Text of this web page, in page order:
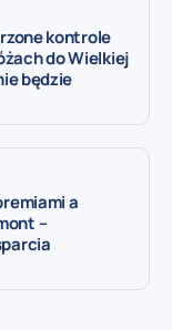
kontrole
do Wielkiej
będzie
a
–